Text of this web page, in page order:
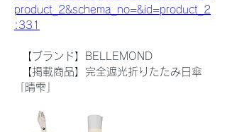
product_2&schema_no=&id=product_2
:331
  【ブランド】BELLEMOND
「晴雫」